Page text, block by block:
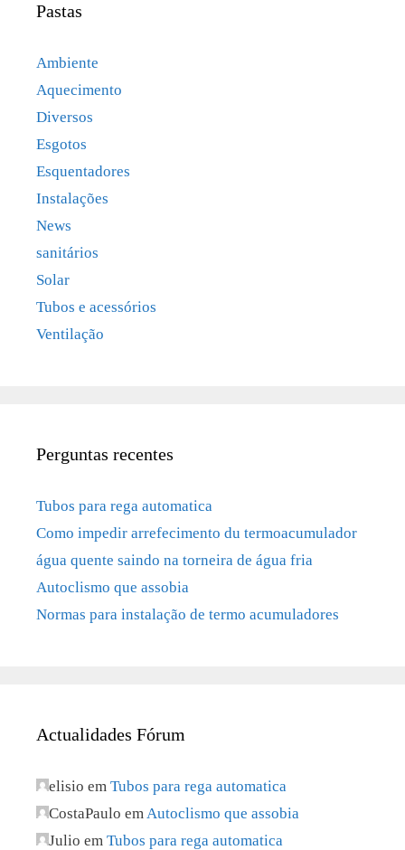
Pastas
Ambiente
Aquecimento
Diversos
Esgotos
Esquentadores
Instalações
News
sanitários
Solar
Tubos e acessórios
Ventilação
Perguntas recentes
Tubos para rega automatica
Como impedir arrefecimento du termoacumulador
água quente saindo na torneira de água fria
Autoclismo que assobia
Normas para instalação de termo acumuladores
Actualidades Fórum
elisio em Tubos para rega automatica
CostaPaulo emAutoclismo que assobia
Julio em Tubos para rega automatica